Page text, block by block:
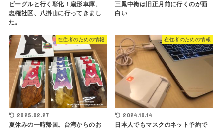
ビーグルと行く彰化！扇形車庫、
忠権社区、八掛山に行ってきまし
た。
三鳳中街は旧正月前に行くのが面
白い
在住者のための情報
2025.02.27
夏休みの一時帰国。台湾からのお
在住者のための情報
2024.10.14
日本人でもマスクのネット予約で